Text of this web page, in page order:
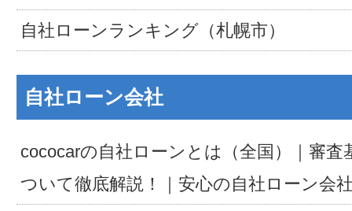
自社ローンランキング（札幌市）
自社ローン会社
cococarの自社ローンとは（全国）｜審査
ついて徹底解説！｜安心の自社ローン会